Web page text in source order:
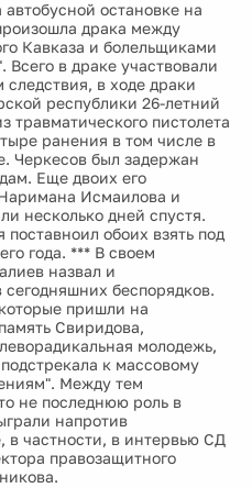
остановке на
драка между
Кавказа и болельщиками
Всего в драке участвовали
в ходе драки
республики 26-летний
травматического пистолета
ранения в том числе в
Черкесов был задержан
Еще двоих его
Исмаилова и
несколько дней спустя.
обоих взять под
года. *** В своем
назвал и
беспорядков.
пришли на
Свиридова,
молодежь,
к массовому
Между тем
не последнюю роль в
напротив
в частности, в интервью СД
правозащитного